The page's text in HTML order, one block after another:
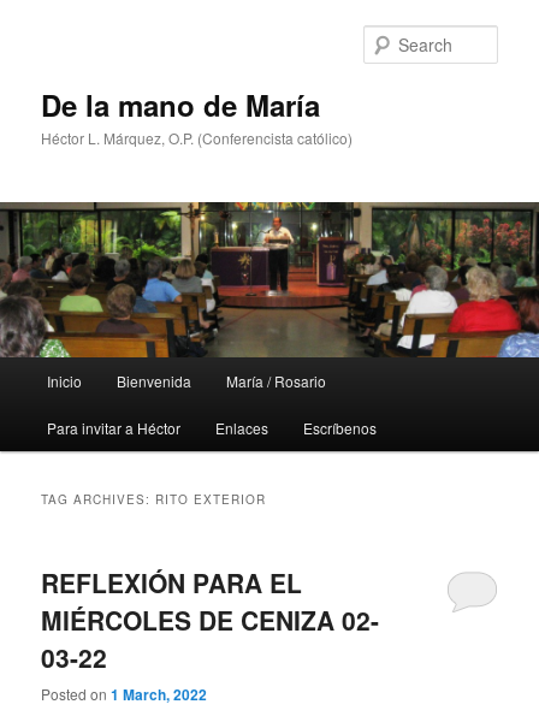
De la mano de María
Héctor L. Márquez, O.P. (Conferencista católico)
Inicio Bienvenida María / Rosario
Para invitar a Héctor Enlaces Escríbenos
TAG ARCHIVES: RITO EXTERIOR
REFLEXIÓN PARA EL
MIÉRCOLES DE CENIZA 02-
03-22
Posted on1 March, 2022